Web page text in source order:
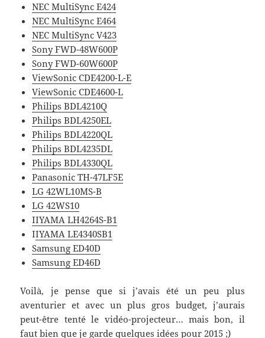
NEC MultiSync E424
NEC MultiSync E464
NEC MultiSync V423
Sony FWD-48W600P
Sony FWD-60W600P
ViewSonic CDE4200-L-E
ViewSonic CDE4600-L
Philips BDL4210Q
Philips BDL4250EL
Philips BDL4220QL
Philips BDL4235DL
Philips BDL4330QL
Panasonic TH-47LF5E
LG 42WL10MS-B
LG 42WS10
IIYAMA LH4264S-B1
IIYAMA LE4340SB1
Samsung ED40D
Samsung ED46D
Voilà, je pense que si j’avais été un peu plus
aventurier et avec un plus gros budget, j’aurais
peut-être tenté le vidéo-projecteur… mais bon, il
faut bien que je garde quelques idées pour 2015 ;)